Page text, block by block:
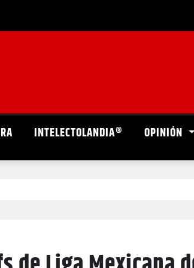
INTELECTOLANDIA® OPINIÓN